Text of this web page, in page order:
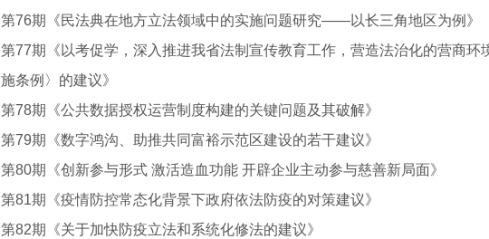
第76期《民法典在地方立法领域中的实施问题研究——以长三角地区为例》
第77期《以考促学，深入推进我省法制宣传教育工作，营造法治化的营商
施条例〉的建议》
第78期《公共数据授权运营制度构建的关键问题及其破解》
第79期《数字鸿沟、助推共同富裕示范区建设的若干建议》
第80期《创新参与形式 激活造血功能 开辟企业主动参与慈善新局面》
第81期《疫情防控常态化背景下政府依法防疫的对策建议》
第82期《关于加快防疫立法和系统化修法的建议》